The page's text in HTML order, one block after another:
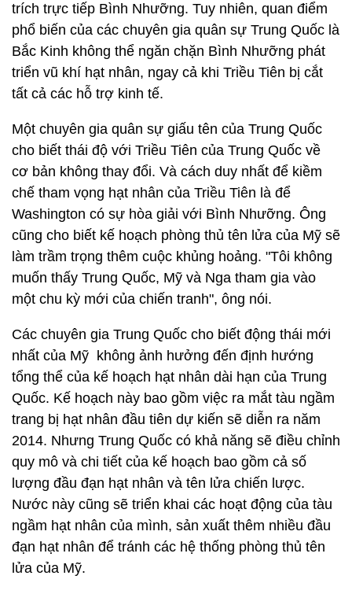
trích trực tiếp Bình Nhưỡng. Tuy nhiên, quan điểm
phổ biến của các chuyên gia quân sự Trung Quốc là
Bắc Kinh không thể ngăn chặn Bình Nhưỡng phát
triển vũ khí hạt nhân, ngay cả khi Triều Tiên bị cắt
tất cả các hỗ trợ kinh tế.
Một chuyên gia quân sự giấu tên của Trung Quốc
cho biết thái độ với Triều Tiên của Trung Quốc về
cơ bản không thay đổi. Và cách duy nhất để kiềm
chế tham vọng hạt nhân của Triều Tiên là để
Washington có sự hòa giải với Bình Nhưỡng. Ông
cũng cho biết kế hoạch phòng thủ tên lửa của Mỹ sẽ
làm trầm trọng thêm cuộc khủng hoảng. "Tôi không
muốn thấy Trung Quốc, Mỹ và Nga tham gia vào
một chu kỳ mới của chiến tranh", ông nói.
Các chuyên gia Trung Quốc cho biết động thái mới
nhất của Mỹ không ảnh hưởng đến định hướng
tổng thể của kế hoạch hạt nhân dài hạn của Trung
Quốc. Kế hoạch này bao gồm việc ra mắt tàu ngầm
trang bị hạt nhân đầu tiên dự kiến ​​sẽ diễn ra năm
2014. Nhưng Trung Quốc có khả năng sẽ điều chỉnh
quy mô và chi tiết của kế hoạch bao gồm cả số
lượng đầu đạn hạt nhân và tên lửa chiến lược.
Nước này cũng sẽ triển khai các hoạt động của tàu
ngầm hạt nhân của mình, sản xuất thêm nhiều đầu
đạn hạt nhân để tránh các hệ thống phòng thủ tên
lửa của Mỹ.